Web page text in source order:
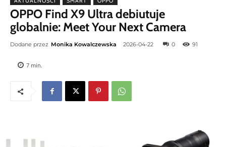
OPPO Find X9 Ultra debiutuje
globalnie: Meet Your Next Camera
Dodane przez Monika Kowalczewska 2026-04-22 0 91
7 min.